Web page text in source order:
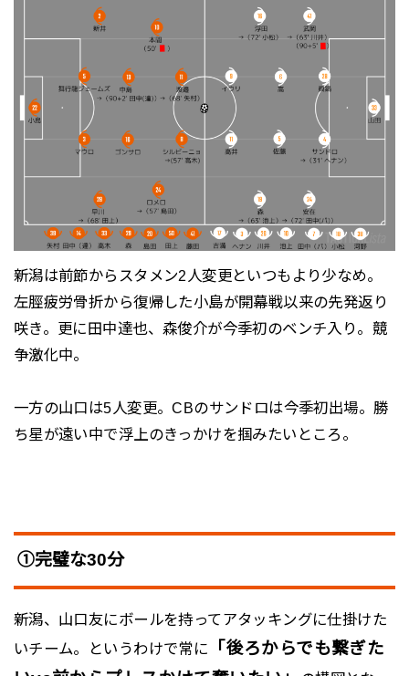
新潟は前節からスタメン2人変更といつもより少なめ。
左脛疲労骨折から復帰した小島が開幕戦以来の先発返り
咲き。更に田中達也、森俊介が今季初のベンチ入り。競
争激化中。
一方の山口は5人変更。CBのサンドロは今季初出場。勝
ち星が遠い中で浮上のきっかけを掴みたいところ。
①完璧な30分
新潟、山口友にボールを持ってアタッキングに仕掛けた
いチーム。というわけで常に
「後ろからでも繋ぎた